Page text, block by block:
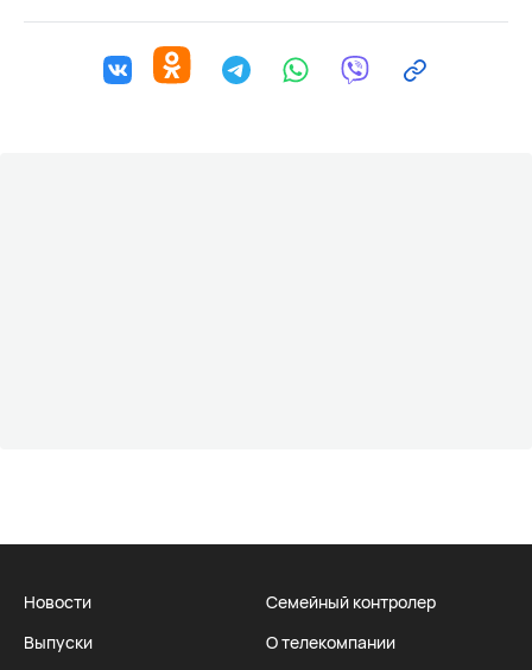
Новости
Выпуски
Семейный контролер
О телекомпании